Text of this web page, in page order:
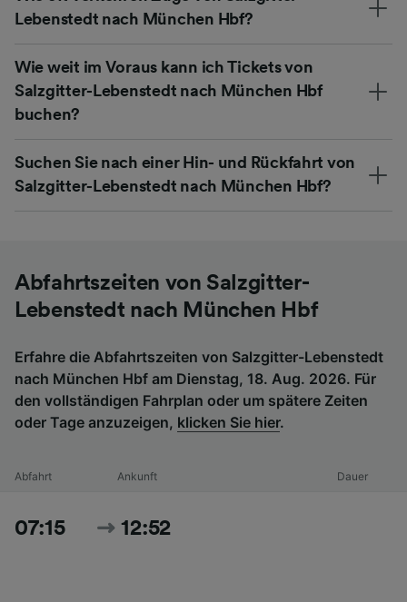
Lebenstedt nach München Hbf?
Wie weit im Voraus kann ich Tickets von
Salzgitter-Lebenstedt nach München Hbf
buchen?
Suchen Sie nach einer Hin- und Rückfahrt von
Salzgitter-Lebenstedt nach München Hbf?
Abfahrtszeiten von Salzgitter-
Lebenstedt nach München Hbf
Erfahre die Abfahrtszeiten von Salzgitter-Lebenstedt
nach München Hbf am Dienstag, 18. Aug. 2026. Für
den vollständigen Fahrplan oder um spätere Zeiten
oder Tage anzuzeigen, klicken Sie hier.
Abfahrt Ankunft Dauer
07:15 12:52